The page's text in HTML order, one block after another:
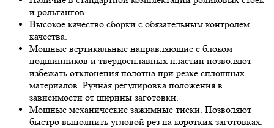
и рольгангов.
Высокое качество сборки с обязательным контролем
качества.
Мощные вертикальные направляющие с блоком
подшипников и твердосплавных пластин позволяют
избежать отклонения полотна при резке сплошных
материалов. Ручная регулировка положения в
зависимости от ширины заготовки.
Мощные механические зажимные тиски. Позволяют
быстро выполнить угловой рез на коротких заготовках.